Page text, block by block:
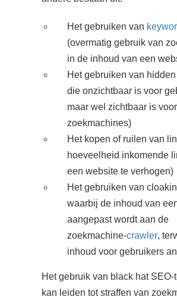
Het gebruiken van
(overmatig gebruik van
in de inhoud van een
Het gebruiken van
die onzichtbaar is voor
maar wel zichtbaar is voor
zoekmachines)
Het kopen of ruilen van
hoeveelheid inkomende
een website te verhogen)
Het gebruiken van
waarbij de inhoud van
aangepast wordt aan de
zoekmachine-crawler,
inhoud voor gebruikers
Het gebruik van black hat SEO-
kan leiden tot straffen van